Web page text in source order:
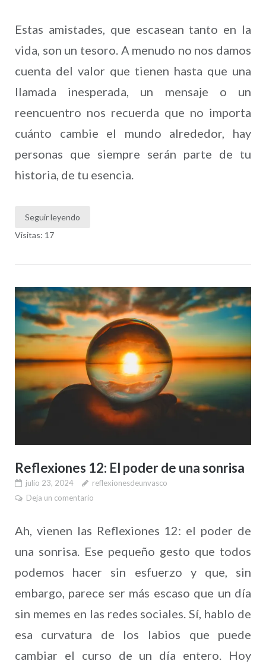
Estas amistades, que escasean tanto en la
vida, son un tesoro. A menudo no nos damos
cuenta del valor que tienen hasta que una
llamada inesperada, un mensaje o un
reencuentro nos recuerda que no importa
cuánto cambie el mundo alrededor, hay
personas que siempre serán parte de tu
historia, de tu esencia.
Seguir leyendo
Visitas: 17
Reflexiones 12: El poder de una sonrisa
julio 23, 2024
reflexionesdeunvasco
Deja un comentario
Ah, vienen las Reflexiones 12: el poder de
una sonrisa. Ese pequeño gesto que todos
podemos hacer sin esfuerzo y que, sin
embargo, parece ser más escaso que un día
sin memes en las redes sociales. Sí, hablo de
esa curvatura de los labios que puede
cambiar el curso de un día entero. Hoy